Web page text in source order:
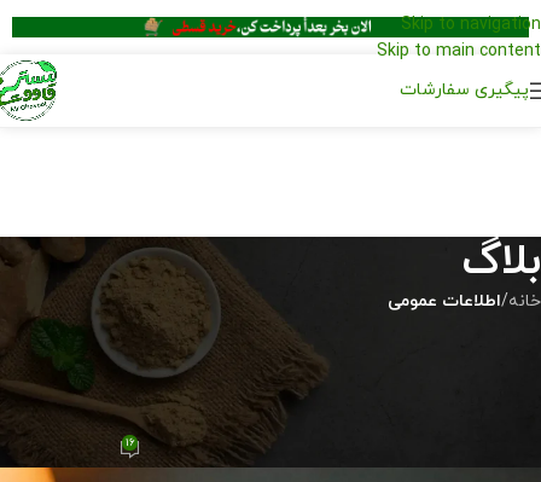
Skip to navigation
Skip to main content
پیگیری سفارشات
بلاگ
خانه/اطلاعات عمومی
اطلاعات عمومی
شیر دادن به نوزاد دوقلو؛ همه چیز
درباره شیردهی موفق به دو نوزاد
تیم محتوا مسترقاووتدر آبان 15, 1403 16